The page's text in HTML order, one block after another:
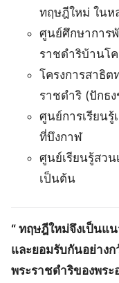
ทฤษฎีใหม่ ในห
ศูนย์ศึกษาการ
ราชดำริบ้านโ
โครงการสาธิต
ราชดำริ (ปักธ
ศูนย์การเรียนรู้
ที่บึงกาฬ
ศูนย์เรียนรู้สว
เป็นต้น
“ ทฤษฎีใหม่จึงเป็นแ
และยอมรับกันอย่างก
พระราชดำริของพระ